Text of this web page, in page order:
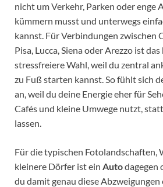
nicht um Verkehr, Parken oder enge
kümmern musst und unterwegs
kannst. Für Verbindungen zwischen
Pisa, Lucca, Siena oder Arezzo ist
stressfreiere Wahl, weil du zentral
zu Fuß starten kannst. So fühlt sich
an, weil du deine Energie eher für
Cafés und kleine Umwege nutzt,
lassen.
Für die typischen Fotolandschaften,
kleinere Dörfer ist ein Autodagegen
du damit genau diese Abzweigungen